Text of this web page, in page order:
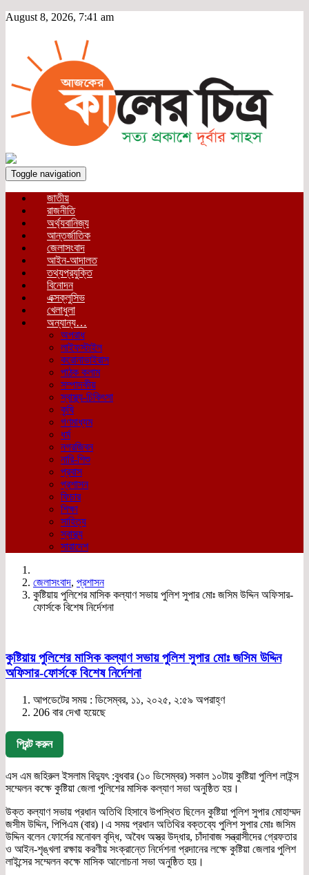
August 8, 2026, 7:41 am
Toggle navigation
জাতীয়
রাজনীতি
অর্থ্যবানিজ্য
আন্তর্জাতিক
জেলাসংবাদ
আইন-আদালত
তথ্যপ্রযুক্তি
বিনোদন
এক্সক্লুসিভ
খেলাধুলা
অন্যান্য…
অপরাধ
লাইফস্টাইল
করোনাভাইরাস
পাঠক কলাম
সম্পাদকীয়
স্বাস্থ্য-চিকিৎসা
কৃষি
গণমাধ্যম
ধর্ম
নগরজিবন
নারি-শিশু
প্রবাস
প্রশাসন
ফিচার
শিক্ষা
সাহিত্য
স্বাস্থ্য
সারাদেশ
জেলাসংবাদ, প্রশাসন
কুষ্টিয়ায় পুলিশের মাসিক কল্যাণ সভায় পুলিশ সুপার মোঃ জসিম উদ্দিন অফিসার-
ফোর্সকে বিশেষ নির্দেশনা
কুষ্টিয়ায় পুলিশের মাসিক কল্যাণ সভায় পুলিশ সুপার মোঃ জসিম উদ্দিন
অফিসার-ফোর্সকে বিশেষ নির্দেশনা
আপডেটের সময় : ডিসেম্বর, ১১, ২০২৫, ২:৫৯ অপরাহ্ণ
206 বার দেখা হয়েছে
প্রিন্ট করুন
এস এম জহিরুল ইসলাম বিদ্যুৎ :বুধবার (১০ ডিসেম্বর) সকাল ১০টায় কুষ্টিয়া পুলিশ লাইন্স
সম্মেলন কক্ষে কুষ্টিয়া জেলা পুলিশের মাসিক কল্যাণ সভা অনুষ্ঠিত হয়।
উক্ত কল্যাণ সভায় প্রধান অতিথি হিসাবে উপস্থিত ছিলেন কুষ্টিয়া পুলিশ সুপার মোহাম্মদ
জসীম উদ্দিন, পিপিএম (বার)।এ সময় প্রধান অতিথির বক্তব্যে পুলিশ সুপার মোঃ জসিম
উদ্দিন বলেন ফোর্সের মনোবল বৃদ্ধি, অবৈধ অস্ত্র উদ্ধার, চাঁদাবাজ সন্ত্রাসীদের গ্রেফতার
ও আইন-শৃঙ্খলা রক্ষায় করণীয় সংক্রান্তে নির্দেশনা প্রদানের লক্ষে কুষ্টিয়া জেলার পুলিশ
লাইন্সের সম্মেলন কক্ষে মাসিক আলোচনা সভা অনুষ্ঠিত হয়।